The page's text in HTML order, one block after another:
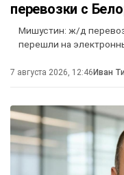
перевозки с
Мишустин: ж/д
перешли на
7 августа 2026, 12:46 Иван